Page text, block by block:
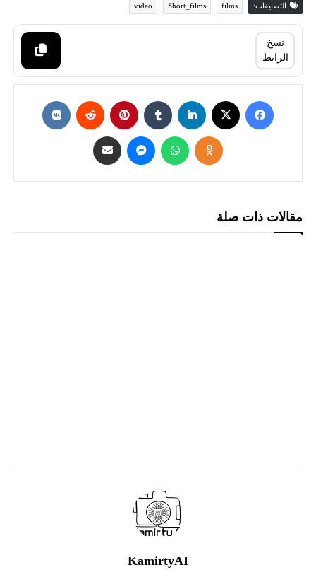
التصنيفات: films
Short_films
video
نسخ
الرابط
مقالات ذات صلة
KamirtyAI